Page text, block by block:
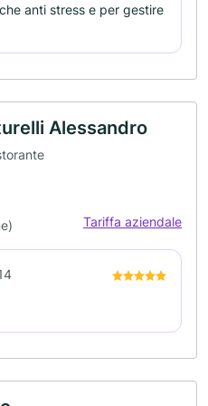
anti stress e per gestire
Alessandro
Tariffa aziendale